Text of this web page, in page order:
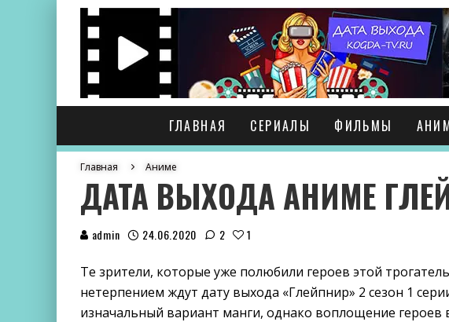
ГЛАВНАЯ СЕРИАЛЫ ФИЛЬМЫ
Главная Аниме
ДАТА ВЫХОДА АНИМЕ
admin 24.06.2020 2 1
Те зрители, которые уже полюбили героев этой
нетерпением ждут дату выхода «Глейпнир» 2 сезон 1
изначальный вариант манги, однако воплощение